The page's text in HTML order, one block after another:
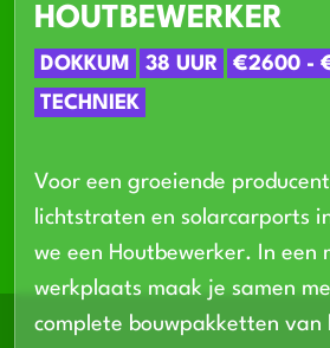
HOUTBEWERKER
DOKKUM 38 UUR
€2600 -
TECHNIEK
Voor een groeiende
lichtstraten en solarcarports
we een Houtbewerker. In een
werkplaats maak je samen
complete bouwpakketten van